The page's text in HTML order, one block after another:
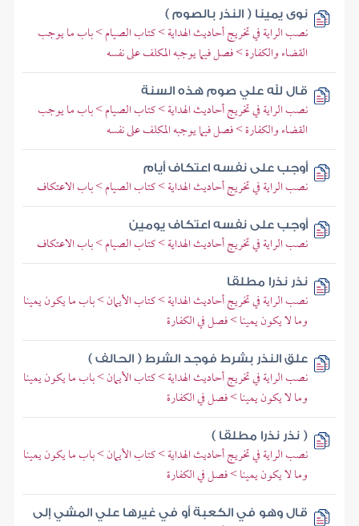
نوى يمينا ( النذر بالصوم )
نصب الراية في تخريج أحاديث الهداية > كتاب الصيام > باب ما يوجب
القضاء والكفارة > فصل فيما يوجبه المكلف على نفسه
قال لله علي صوم هذه السنة
نصب الراية في تخريج أحاديث الهداية > كتاب الصيام > باب ما يوجب
القضاء والكفارة > فصل فيما يوجبه المكلف على نفسه
أوجب على نفسه اعتكاف أيام
نصب الراية في تخريج أحاديث الهداية > كتاب الصيام > باب الاعتكاف
أوجب على نفسه اعتكاف يومين
نصب الراية في تخريج أحاديث الهداية > كتاب الصيام > باب الاعتكاف
نذر نذرا مطلقا
نصب الراية في تخريج أحاديث الهداية > كتاب الأيمان > باب ما يكون يمينا
وما لا يكون يمينا > فصل في الكفارة
علق النذر بشرط فوجد الشرط ( الحالف )
نصب الراية في تخريج أحاديث الهداية > كتاب الأيمان > باب ما يكون يمينا
وما لا يكون يمينا > فصل في الكفارة
( نذر نذرا مطلقا )
نصب الراية في تخريج أحاديث الهداية > كتاب الأيمان > باب ما يكون يمينا
وما لا يكون يمينا > فصل في الكفارة
قال وهو في الكعبة أو في غيرها علي المشي إلى